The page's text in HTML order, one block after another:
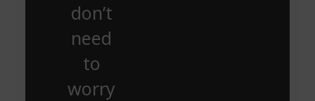
don’t
need
to
worry